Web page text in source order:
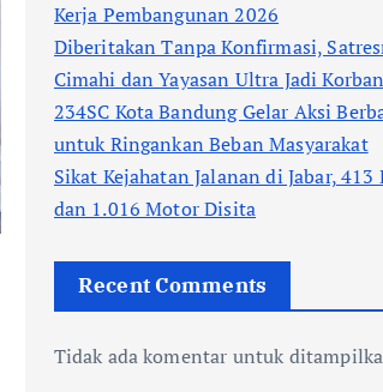
Kerja Pembangunan 2026
Diberitakan Tanpa Konfirmasi,
Cimahi dan Yayasan Ultra Jadi
234SC Kota Bandung Gelar Aksi
untuk Ringankan Beban Masyarakat
Sikat Kejahatan Jalanan di Jabar,
dan 1.016 Motor Disita
Recent Comments
Tidak ada komentar untuk